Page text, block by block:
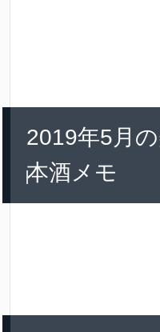
2019年5月
本酒メモ